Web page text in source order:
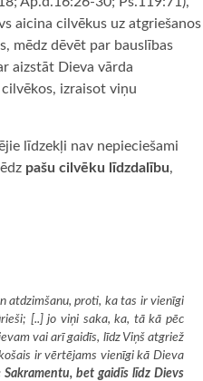
aicina cilvēkus uz atgriešanos
mēdz dēvēt par bauslības
aizstāt Dieva vārda
izraisot viņu
līdzekļi nav nepieciešami
pašu cilvēku līdzdalību,
atdzimšanu, proti, ka tas ir vienīgi
[..] jo viņi saka, ka, tā kā pēc
vai arī gaidīs, līdz Viņš atgriež
ir vērtējams vienīgi kā Dieva
bet gaidīs līdz Dievs